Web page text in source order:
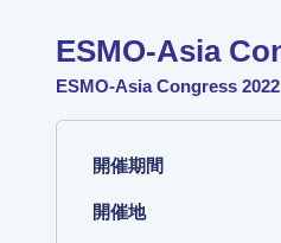
ESMO-Asia
ESMO-Asia Congress 2022
開催期間
開催地